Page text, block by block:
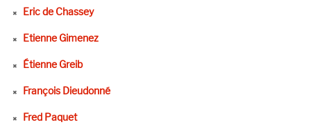
Eric de Chassey
Etienne Gimenez
Étienne Greib
François Dieudonné
Fred Paquet